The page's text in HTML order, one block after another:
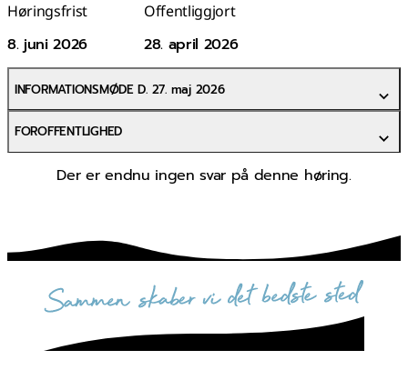
Høringsfrist
8. juni 2026
Offentliggjort
28. april 2026
INFORMATIONSMØDE D. 27. maj 2026
FOROFFENTLIGHED
Der er endnu ingen svar på denne høring.
sammen skaber vi det bedste sted